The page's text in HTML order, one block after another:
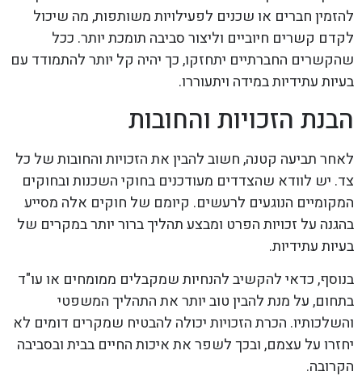
להזמין חברים או שכנים לפעילויות משותפות, מה שיכול
לקדם קשרים חיוביים וליצור סביבה תומכת יותר. ככל
שהקשרים החברתיים יתחזקו, כך יהיה קל יותר להתמודד עם
בעיות עתידיות במידה ויתעוררו.
הבנת הזכויות והחובות
לאחר תביעה קטנה, חשוב להבין את הזכויות והחובות של כל
צד. יש לוודא שהצדדים מעודכנים בחוקי השכנות ובחוקים
המקומיים הנוגעים לרעשים. קיומם של חוקים אלה מסייע
בהגנה על זכויות הפרט ומבצע תהליך ברור יותר במקרים של
בעיות עתידיות.
בנוסף, כדאי להקשיב להנחיות שמקבלים ממומחים או עו"ד
בתחום, על מנת להבין טוב יותר את התהליך המשפטי
והשלכותיו. הכרת הזכויות יכולה להבטיח שמקרים דומים לא
יחזרו על עצמם, ובכך לשפר את איכות החיים בבית ובסביבה
הקרובה.